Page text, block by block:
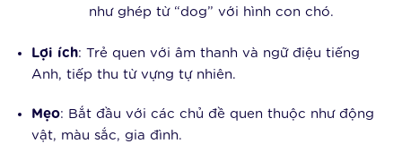
như ghép từ “dog” với hình con chó.
Lợi ích: Trẻ quen với âm thanh và ngữ điệu tiếng
Anh, tiếp thu từ vựng tự nhiên.
Mẹo: Bắt đầu với các chủ đề quen thuộc như động
vật, màu sắc, gia đình.